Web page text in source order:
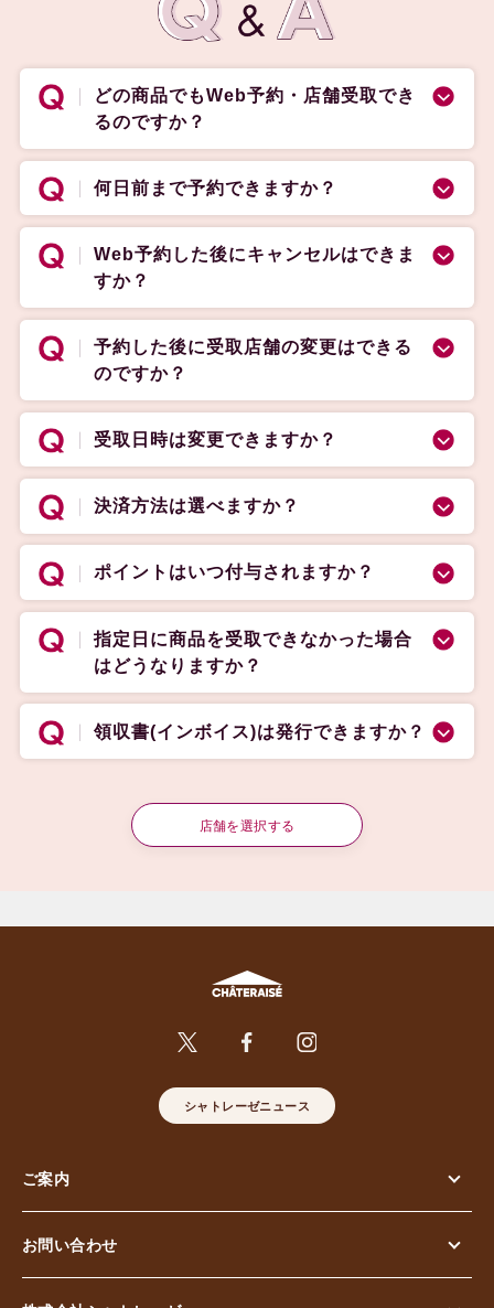
どの商品でもWeb予約・店舗受取でき
るのですか？
何日前まで予約できますか？
Web予約した後にキャンセルはできま
すか？
予約した後に受取店舗の変更はできる
のですか？
受取日時は変更できますか？
決済方法は選べますか？
ポイントはいつ付与されますか？
指定日に商品を受取できなかった場合
はどうなりますか？
領収書(インボイス)は発行できますか？
店舗を選択する
シャトレーゼニュース
ご案内
お問い合わせ